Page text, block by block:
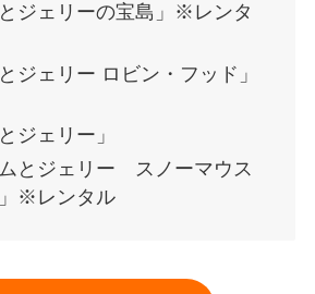
ジェリーの宝島」※レンタ
ジェリー ロビン・フッド」
ジェリー」
とジェリー スノーマウス
※レンタル